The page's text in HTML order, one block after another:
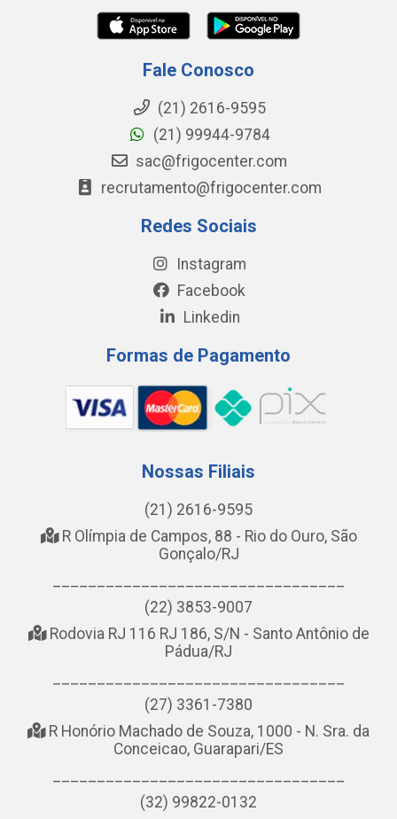
Fale Conosco
(21) 2616-9595
(21) 99944-9784
sac@frigocenter.com
recrutamento@frigocenter.com
Redes Sociais
Instagram
Facebook
Linkedin
Formas de Pagamento
Nossas Filiais
(21) 2616-9595
R Olímpia de Campos, 88 - Rio do Ouro, São
Gonçalo/RJ
(22) 3853-9007
Rodovia RJ 116 RJ 186, S/N - Santo Antônio de
Pádua/RJ
(27) 3361-7380
R Honório Machado de Souza, 1000 - N. Sra. da
Conceicao, Guarapari/ES
(32) 99822-0132